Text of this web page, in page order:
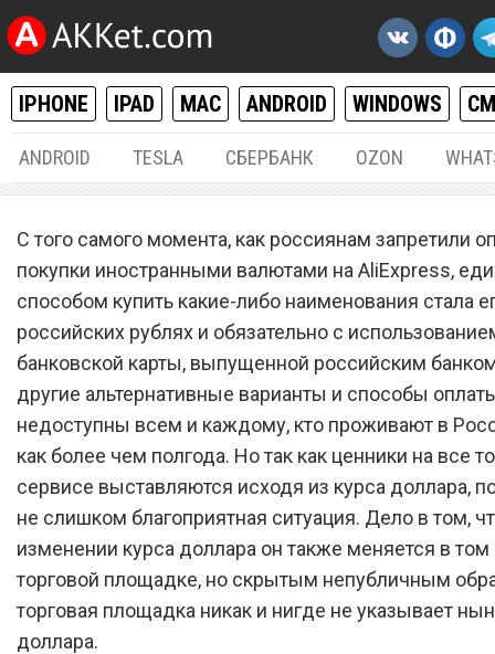
IPHONE IPAD MAC ANDROID WINDOWS
ANDROID TESLA СБЕРБАНК OZON
Такого не было очень
AliExpress снизил курс
до минимальной отметки
С того самого момента, как россиянам запретили
покупки иностранными валютами на AliExpress,
способом купить какие-либо наименования стала
российских рублях и обязательно с
банковской карты, выпущенной российским
другие альтернативные варианты и способы
недоступны всем и каждому, кто проживают в
как более чем полгода. Но так как ценники на все
сервисе выставляются исходя из курса доллара,
не слишком благоприятная ситуация. Дело в том,
изменении курса доллара он также меняется в том
торговой площадке, но скрытым непубличным
торговая площадка никак и нигде не указывает
доллара.